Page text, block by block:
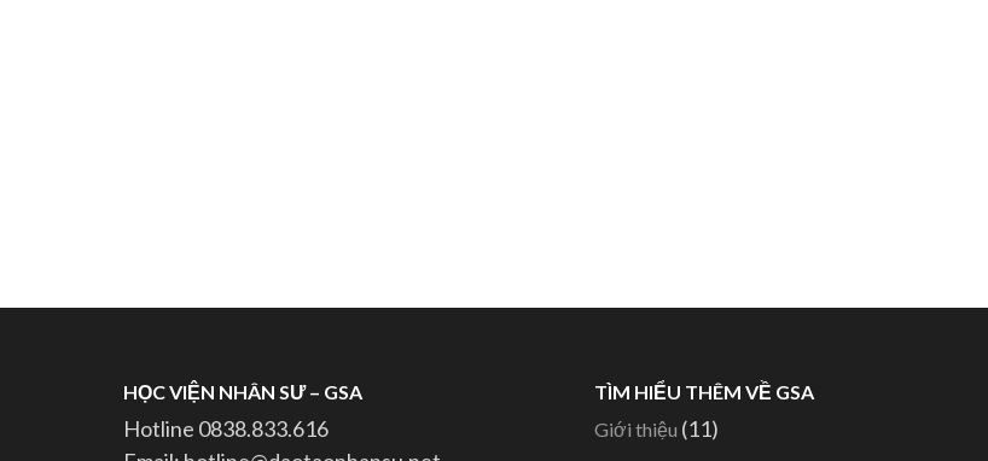
HỌC VIỆN NHÂN SƯ – GSA
Hotline 0838.833.616
TÌM HIỂU THÊM VỀ GSA
Giới thiệu (11)